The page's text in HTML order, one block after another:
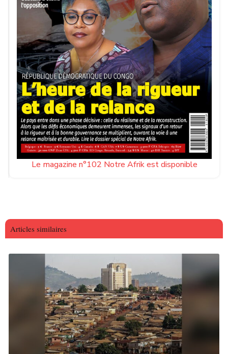
Le magazine n°102 Notre Afrik est disponible
Articles similaires